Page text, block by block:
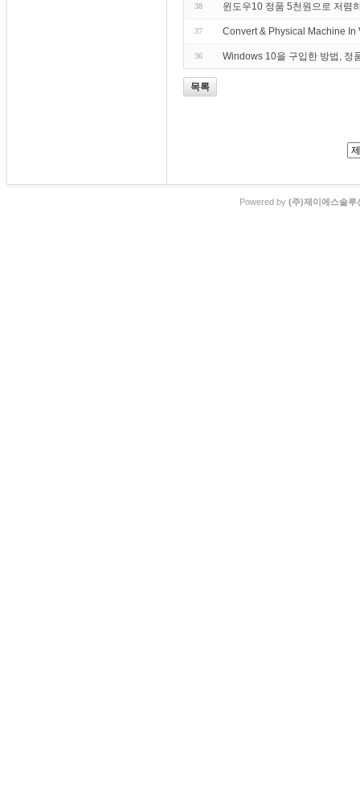
38 윈도우10 정품 5천원으로 저렴
37 Convert & Physical Machine In
36 Windows 10을 구입한 방법, 정
목록
Powered by (주)제이에스솔루